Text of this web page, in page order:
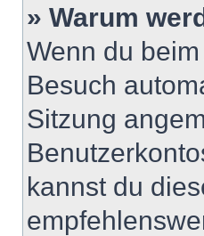
» Warum
Wenn du
Besuch
Sitzung
kannst du